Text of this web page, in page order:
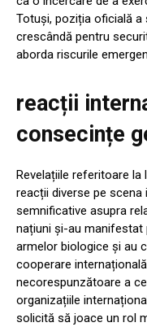
Totuși, poziția oficială a
crescândă pentru
aborda riscurile
reacții
consecințe
Revelațiile referitoare
reacții diverse pe scena
semnificative asupra
națiuni și-au
armelor biologice și au
cooperare
necorespunzătoare a
organizațiile
solicită să joace un rol